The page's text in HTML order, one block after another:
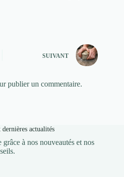
SUIVANT
publier un commentaire.
actualités
à nos nouveautés et nos